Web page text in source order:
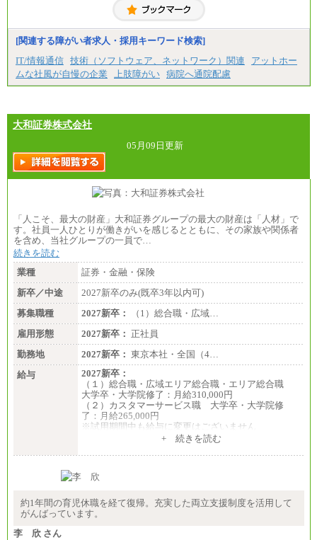
[関連する障がい者求人・採用キーワード検索]
IT/情報通信 技術（ソフトウェア、ネットワーク）関連
アットホー
ムな社風が自慢の企業
上肢障がい 病院へ通院配慮
大和証券株式会社
05月09日更新
「人こそ、最大の財産」大和証券グループの最大の財産は「人材」で
す。社員一人ひとりが働きがいを感じるとともに、その家族や関係者
を含め、当社グループの一員で…
続きを読む
業種
証券・金融・保険
新卒／中途
2027新卒のみ(既卒3年以内可)
募集職種
2027新卒：
（1）総合職・広域…
雇用形態
2027新卒： 正社員
勤務地
2027新卒： 東京本社・全国（4…
給与
2027新卒：
（１）総合職・広域エリア総合職・エリア総合職
大学卒・大学院修了：月給310,000円
（２）カスタマーサービス職 大学卒・大学院修
了：月給265,000円
※試用期間中も給与に変更はございません
+ 続きを読む
約1年間の育児休職を経て復帰。充実した両立支援制度を活用して
がんばっています。
李 欣 さん